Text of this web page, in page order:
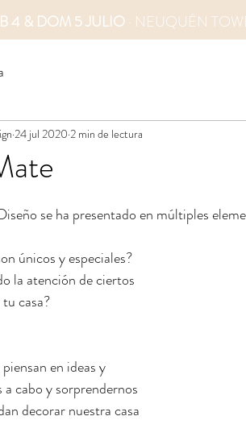
4 & DOM 5 JULIO · NEUQUÉN
24 jul 2020 2 min de lectura
se ha presentado en múltiples
únicos y especiales?
la atención de ciertos
casa?
en ideas y
cabo y sorprendernos
decorar nuestra casa